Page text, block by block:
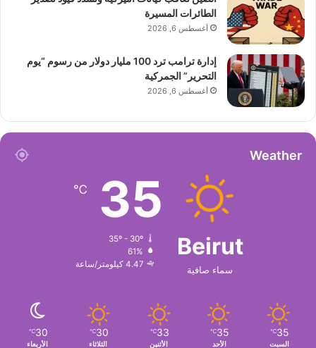
الطائرات المسيرة
أغسطس 6, 2026
إدارة ترامب ترد 100 مليار دولار من رسوم “يوم
التحرير” الجمركية
أغسطس 6, 2026
Weather
Beirut
سماء صافية
35
℃
35º - 30º
61%
4.47 كيلومتر/ساعة
35
℃
السبت
35
℃
الأحد
33
℃
الأثنين
30
℃
الثلاثاء
30
℃
الأربعاء